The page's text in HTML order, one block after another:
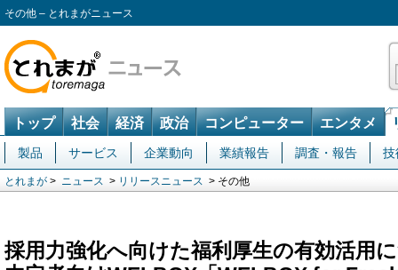
その他 – とれまがニュース
トップ 社会 経済 政治 コンピューター エンタメ
製品 サービス 企業動向 業績報告 調査・報告 技
とれまが > ニュース > リリースニュース > その他
採用力強化へ向けた福利厚生の有効活用